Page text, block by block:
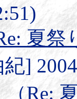
夏祭
]
Re: